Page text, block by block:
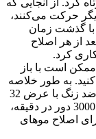
حرکت می‌کنند،
با گذشت زمان
از هر اصلاح
کرد.
است با باز
به طور خلاصه
Moser 1400 Mini دارای تیغه‌ای از جنس استیل ضد زنگ با عرض 32
میلی‌متر و طول برش 0.1 میلی‌متر، دور موتور 3000 دور در دقیقه،
اصلاح موهای